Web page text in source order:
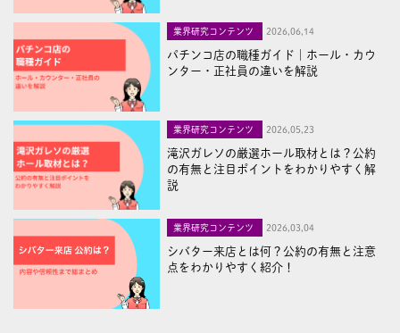
業界研究コンテンツ 2026,06,14
パチンコ店の職種ガイド｜ホール・カウ
ンター・正社員の違いを解説
業界研究コンテンツ 2026,05,23
滝沢ガレソの厳選ホール取材とは？公約
の有無と注目ポイントをわかりやすく解
説
業界研究コンテンツ 2026,03,04
シバター来店とは何？公約の有無と注意
点をわかりやすく紹介！